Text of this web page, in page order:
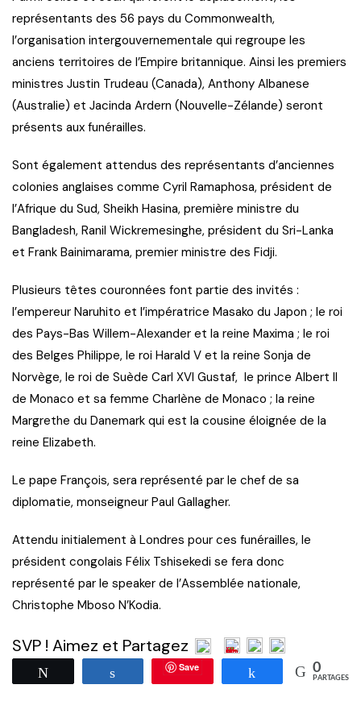
représentants des 56 pays du Commonwealth,
l’organisation intergouvernementale qui regroupe les
anciens territoires de l’Empire britannique. Ainsi les premiers
ministres Justin Trudeau (Canada), Anthony Albanese
(Australie) et Jacinda Ardern (Nouvelle-Zélande) seront
présents aux funérailles.
Sont également attendus des représentants d’anciennes
colonies anglaises comme Cyril Ramaphosa, président de
l’Afrique du Sud, Sheikh Hasina, première ministre du
Bangladesh, Ranil Wickremesinghe, président du Sri-Lanka
et Frank Bainimarama, premier ministre des Fidji.
Plusieurs têtes couronnées font partie des invités :
l’empereur Naruhito et l’impératrice Masako du Japon ; le roi
des Pays-Bas Willem-Alexander et la reine Maxima ; le roi
des Belges Philippe, le roi Harald V et la reine Sonja de
Norvège, le roi de Suède Carl XVI Gustaf, le prince Albert II
de Monaco et sa femme Charlène de Monaco ; la reine
Margrethe du Danemark qui est la cousine éloignée de la
reine Elizabeth.
Le pape François, sera représenté par le chef de sa
diplomatie, monseigneur Paul Gallagher.
Attendu initialement à Londres pour ces funérailles, le
président congolais Félix Tshisekedi se fera donc
représenté par le speaker de l’Assemblée nationale,
Christophe Mboso N’Kodia.
SVP ! Aimez et Partagez
Partagez Save Partagez 0
PARTAGES